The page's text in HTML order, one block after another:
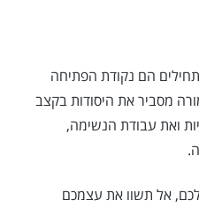
הם נקודת הפתיחה
מסביר את היסודות בקצב
ואת עבודת הנשימה,
אל תשוו את עצמכם